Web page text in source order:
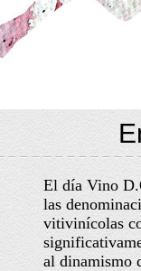
El día Vino
las
vitivinícolas
al dinamismo